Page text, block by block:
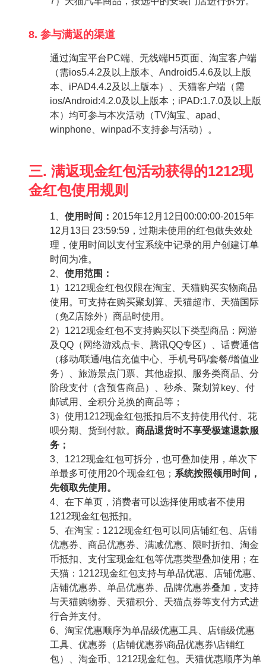
8. 参与满返的渠道
通过淘宝平台PC端、无线端H5页面、淘宝客户端
（需ios5.4.2及以上版本、Android5.4.6及以上版
本、iPAD4.4.2及以上版本）、天猫客户端（需
ios/Android:4.2.0及以上版本；iPAD:1.7.0及以上版
本）均可参与本次活动（TV淘宝、apad、
winphone、winpad不支持参与活动）。
三. 满返现金红包活动获得的1212现
金红包使用规则
1、 使用时间： 2015年12月12日00:00:00-2015年
12月13日 23:59:59，过期未使用的红包做失效处
理，使用时间以支付宝系统中记录的用户创建订单
时间为准。
2、 使用范围：
1）1212现金红包仅限在淘宝、天猫购买实物商品
使用。可支持在购买聚划算、天猫超市、天猫国际
（免Z店除外）商品时使用。
2）1212现金红包不支持购买以下类型商品：网游
及QQ（网络游戏点卡、腾讯QQ专区）、话费通信
（移动/联通/电信充值中心、手机号码/套餐/增值业
务）、旅游景点门票、其他虚拟、服务类商品、分
阶段支付（含预售商品）、秒杀、聚划算key、付
邮试用、全积分兑换的商品等；
3）使用1212现金红包抵扣后不支持使用代付、花
呗分期、货到付款。 商品退货时不享受极速退款服
务；
3、1212现金红包可拆分，也可叠加使用，单次下
单最多可使用20个现金红包； 系统按照领用时间，
先领取先使用。
4、在下单页，消费者可以选择使用或者不使用
1212现金红包抵扣。
5、在淘宝：1212现金红包可以同店铺红包、店铺
优惠券、商品优惠券、满减优惠、限时折扣、淘金
币抵扣、支付宝现金红包等优惠类型叠加使用；在
天猫：1212现金红包支持与单品优惠、店铺优惠、
店铺优惠券、单品优惠券、品牌优惠券叠加，支持
与天猫购物券、天猫积分、天猫点券等支付方式进
行合并支付。
6、淘宝优惠顺序为单品级优惠工具、店铺级优惠
工具、优惠券（店铺优惠券\商品优惠券\店铺红
包）、淘金币、1212现金红包。天猫优惠顺序为单